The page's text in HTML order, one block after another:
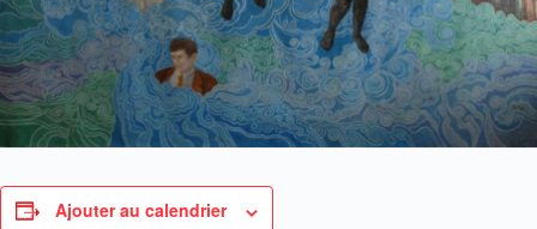
Ajouter au calendrier